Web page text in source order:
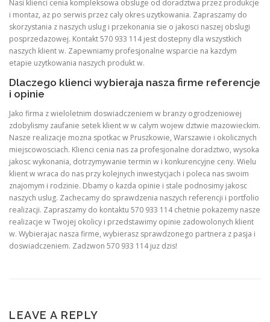
Nasi klienci cenia kompleksowa obsluge od doradztwa przez produkcje
i montaz, az po serwis przez caly okres uzytkowania. Zapraszamy do
skorzystania z naszych uslug i przekonania sie o jakosci naszej obslugi
posprzedazowej. Kontakt 570 933 114 jest dostepny dla wszystkich
naszych klient w. Zapewniamy profesjonalne wsparcie na kazdym
etapie uzytkowania naszych produkt w.
Dlaczego klienci wybieraja nasza firme referencje
i opinie
Jako firma z wieloletnim doswiadczeniem w branzy ogrodzeniowej
zdobylismy zaufanie setek klient w w calym wojew dztwie mazowieckim.
Nasze realizacje mozna spotkac w Pruszkowie, Warszawie i okolicznych
miejscowosciach. Klienci cenia nas za profesjonalne doradztwo, wysoka
jakosc wykonania, dotrzymywanie termin w i konkurencyjne ceny. Wielu
klient w wraca do nas przy kolejnych inwestycjach i poleca nas swoim
znajomym i rodzinie. Dbamy o kazda opinie i stale podnosimy jakosc
naszych uslug. Zachecamy do sprawdzenia naszych referencji i portfolio
realizacji. Zapraszamy do kontaktu 570 933 114 chetnie pokazemy nasze
realizacje w Twojej okolicy i przedstawimy opinie zadowolonych klient
w. Wybierajac nasza firme, wybierasz sprawdzonego partnera z pasja i
doswiadczeniem. Zadzwon 570 933 114 juz dzis!
LEAVE A REPLY